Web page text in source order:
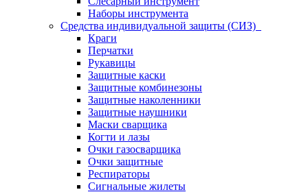
Наборы инструмента
Средства индивидуальной защиты (СИЗ)
Краги
Перчатки
Рукавицы
Защитные каски
Защитные комбинезоны
Защитные наколенники
Защитные наушники
Маски сварщика
Когти и лазы
Очки газосварщика
Очки защитные
Респираторы
Сигнальные жилеты